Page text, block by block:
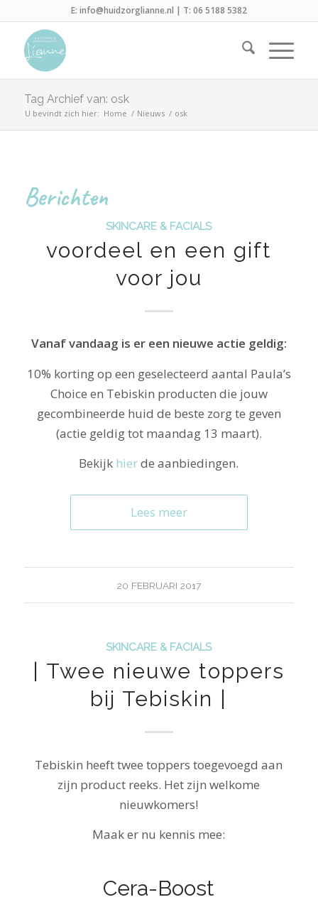
E: info@huidzorglianne.nl | T: 06 5188 5382
Tag Archief van: osk
U bevindt zich hier: Home / Nieuws / osk
Berichten
SKINCARE & FACIALS
voordeel en een gift
voor jou
Vanaf vandaag is er een nieuwe actie geldig:
10% korting op een geselecteerd aantal Paula’s
Choice en Tebiskin producten die jouw
gecombineerde huid de beste zorg te geven
(actie geldig tot maandag 13 maart).
Bekijk hierde aanbiedingen.
Lees meer
20 FEBRUARI 2017
SKINCARE & FACIALS
| Twee nieuwe toppers
bij Tebiskin |
Tebiskin heeft twee toppers toegevoegd aan
zijn product reeks. Het zijn welkome
nieuwkomers!
Maak er nu kennis mee:
Cera-Boost